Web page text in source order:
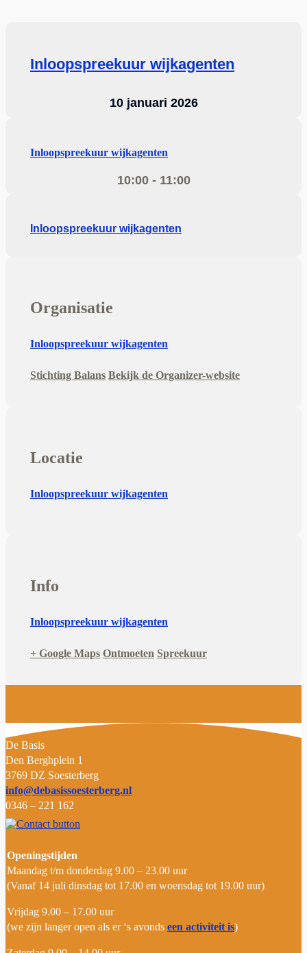
Inloopspreekuur wijkagenten
10 januari 2026
Inloopspreekuur wijkagenten
10:00 - 11:00
Inloopspreekuur wijkagenten
Organisatie
Inloopspreekuur wijkagenten
Stichting Balans Bekijk de Organizer-website
Locatie
Inloopspreekuur wijkagenten
Info
Inloopspreekuur wijkagenten
+ Google Maps Ontmoeten Spreekuur
De Basis
Den Berghplein 1
3769 DZ Soesterberg
info@debasissoesterberg.nl
0346 – 221 162
Openingstijden
Maandag t/m donderdag 9.00 – 23.00 uur
(Vanaf 14 juli dinsdag tot 17.00 en woensdag tot 19.00 uur)
Vrijdag 9.00 – 17.00 uur
(we zijn langer open als er ‘s avonds een activiteit is)